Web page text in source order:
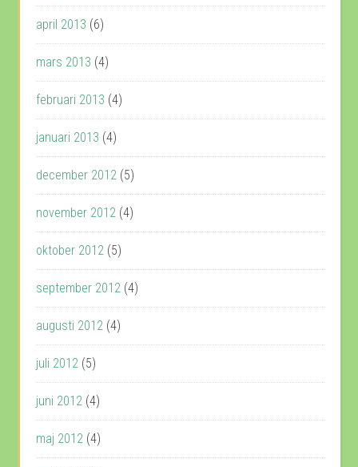
april 2013 (6)
mars 2013 (4)
februari 2013 (4)
januari 2013 (4)
december 2012 (5)
november 2012 (4)
oktober 2012 (5)
september 2012 (4)
augusti 2012 (4)
juli 2012 (5)
juni 2012 (4)
maj 2012 (4)